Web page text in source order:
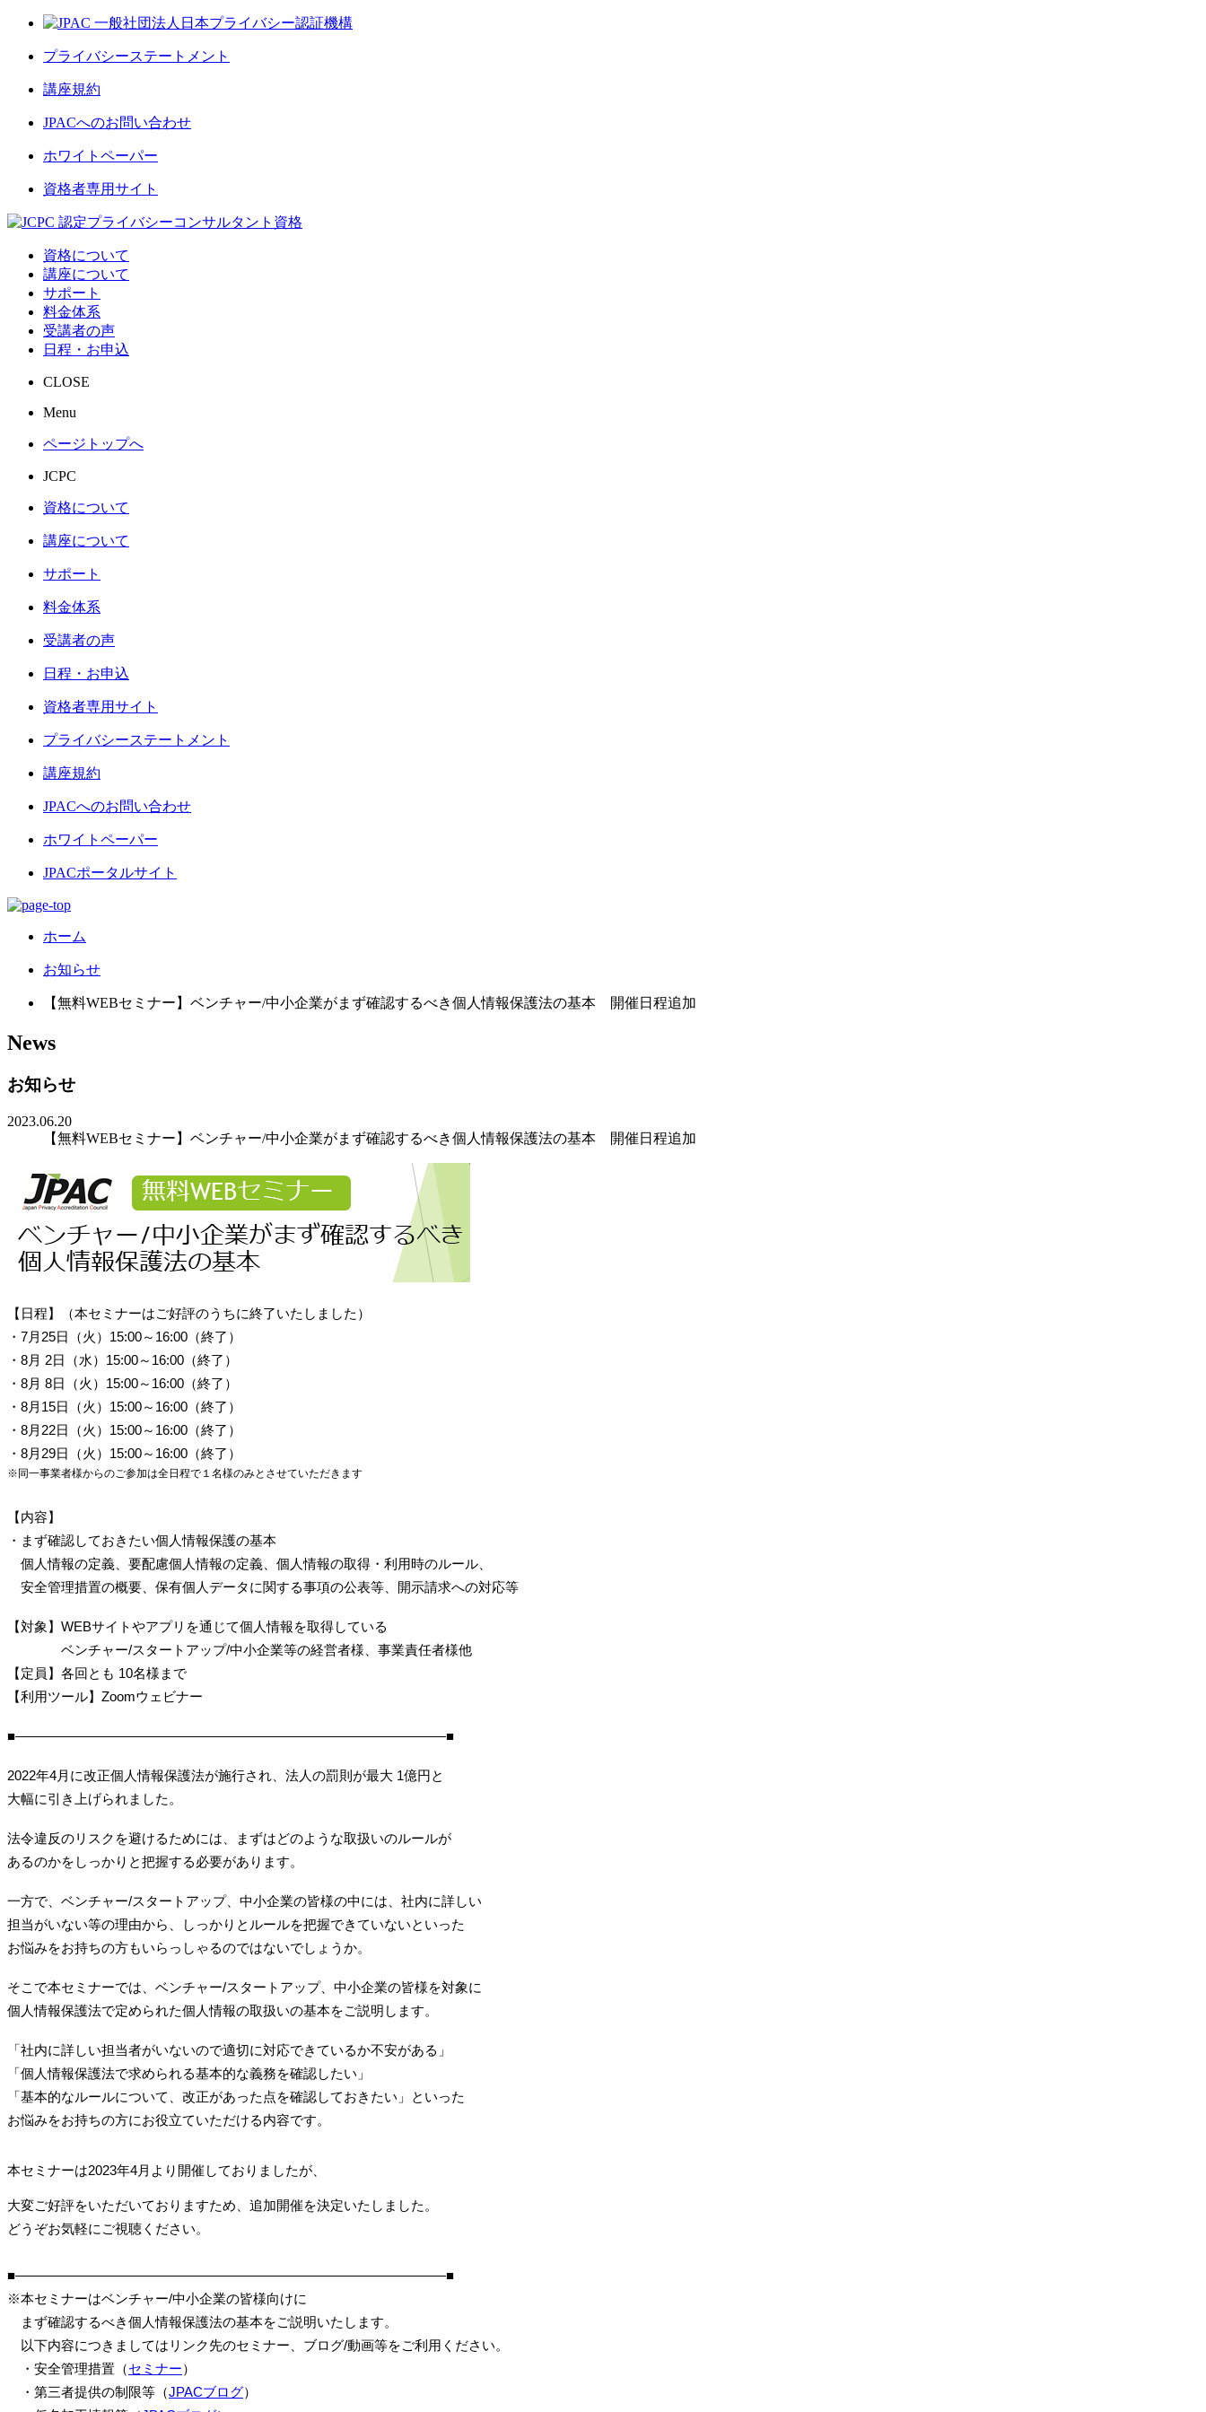
プライバシーステートメント
講座規約
JPACへのお問い合わせ
ホワイトペーパー
資格者専用サイト
資格について
講座について
サポート
料金体系
受講者の声
日程・お申込
CLOSE
Menu
ページトップへ
JCPC
資格について
講座について
サポート
料金体系
受講者の声
日程・お申込
資格者専用サイト
プライバシーステートメント
講座規約
JPACへのお問い合わせ
ホワイトペーパー
JPACポータルサイト
ホーム
お知らせ
【無料WEBセミナー】ベンチャー/中小企業がまず確認するべき個人情報保護法の基本 開催日程追加
News
お知らせ
2023.06.20
【無料WEBセミナー】ベンチャー/中小企業がまず確認するべき個人情報保護法の基本 開催日程追加
【日程】
（本セミナーはご好評のうちに終了いたしました）
・7月25日（火）15:00～16:00（終了）
・8月 2日（水）15:00～16:00（終了）
・8月 8日（火）15:00～16:00 （終了）
・8月15日（火）15:00～16:00 （終了）
・8月22日（火）15:00～16:00 （終了）
・8月29日（火）15:00～16:00 （終了）
※同一事業者様からのご参加は全日程で１名様のみとさせていただきます
【内容】
・まず確認しておきたい個人情報保護の基本
個人情報の定義、要配慮個人情報の定義、個人情報の取得・利用時のルール、
安全管理措置の概要、保有個人データに関する事項の公表等、開示請求への対応等
【対象】WEBサイトやアプリを通じて個人情報を取得している
ベンチャー/スタートアップ/中小企業等の経営者様、事業責任者様他
【定員】各回とも 10名様まで
【利用ツール】Zoomウェビナー
■――――――――――――――――――――――――――――――――■
2022年4月に改正個人情報保護法が施行され、法人の罰則が最大 1億円と
大幅に引き上げられました。
法令違反のリスクを避けるためには、まずはどのような取扱いのルールが
あるのかをしっかりと把握する必要があります。
一方で、ベンチャー/スタートアップ、中小企業の皆様の中には、社内に詳しい
担当がいない等の理由から、しっかりとルールを把握できていないといった
お悩みをお持ちの方もいらっしゃるのではないでしょうか。
そこで本セミナーでは、ベンチャー/スタートアップ、中小企業の皆様を対象に
個人情報保護法で定められた個人情報の取扱いの基本をご説明します。
「社内に詳しい担当者がいないので適切に対応できているか不安がある」
「個人情報保護法で求められる基本的な義務を確認したい」
「基本的なルールについて、改正があった点を確認しておきたい」といった
お悩みをお持ちの方にお役立ていただける内容です。
本セミナーは2023年4月より開催しておりましたが、
大変ご好評をいただいておりますため、追加開催を決定いたしました。
どうぞお気軽にご視聴ください。
■――――――――――――――――――――――――――――――――■
※本セミナーはベンチャー/中小企業の皆様向けに
まず確認するべき個人情報保護法の基本をご説明いたします。
以下内容につきましては リンク先のセミナー、ブログ/動画等をご利用ください。
・安全管理措置（セミナー）
・第三者提供の制限等（JPACブログ）